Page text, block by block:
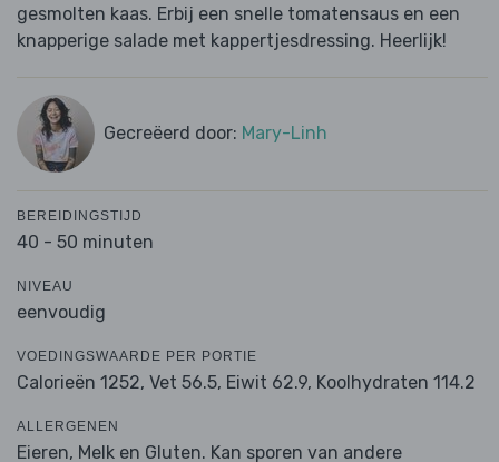
gesmolten kaas. Erbij een snelle tomatensaus en een
knapperige salade met kappertjesdressing. Heerlijk!
Gecreëerd door: Mary-Linh
BEREIDINGSTIJD
40 - 50 minuten
NIVEAU
eenvoudig
VOEDINGSWAARDE PER PORTIE
Calorieën 1252, Vet 56.5, Eiwit 62.9, Koolhydraten 114.2
ALLERGENEN
Eieren, Melk en Gluten. Kan sporen van andere